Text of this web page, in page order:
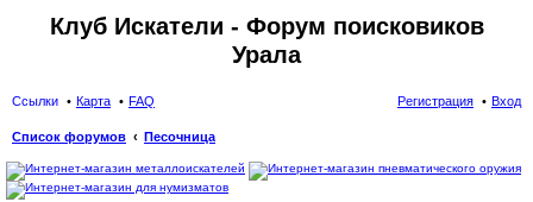
Клуб Искатели - Форум поисковиков
Урала
Ссылки Карта FAQ Вход
Регистрация
Список форумов
Песочница
ои